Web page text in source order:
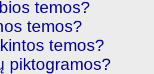
temos?
temos?
temos?
piktogramos?